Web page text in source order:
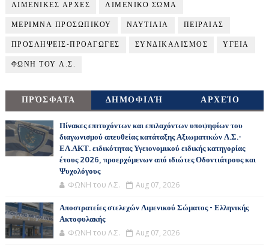
ΛΙΜΕΝΙΚΕΣ ΑΡΧΕΣ ΛΙΜΕΝΙΚΟ ΣΩΜΑ
ΜΕΡΙΜΝΑ ΠΡΟΣΩΠΙΚΟΥ ΝΑΥΤΙΛΙΑ ΠΕΙΡΑΙΑΣ
ΠΡΟΣΛΗΨΕΙΣ-ΠΡΟΑΓΩΓΕΣ ΣΥΝΔΙΚΑΛΙΣΜΟΣ ΥΓΕΙΑ
ΦΩΝΗ ΤΟΥ Λ.Σ.
ΠΡΌΣΦΑΤΑ ΔΗΜΟΦΙΛΉ ΑΡΧΕΊΟ
Πίνακες επιτυχόντων και επιλαχόντων υποψηφίων του
διαγωνισμού απευθείας κατάταξης Αξιωματικών Λ.Σ.-
ΕΛ.ΑΚΤ. ειδικότητας Υγειονομικού ειδικής κατηγορίας
έτους 2026, προερχόμενων από ιδιώτες Οδοντιάτρους και
Ψυχολόγους
ΦΩΝΗ του Λ.Σ. Aug 07, 2026
Αποστρατείες στελεχών Λιμενικού Σώματος - Ελληνικής
Ακτοφυλακής
ΦΩΝΗ του Λ.Σ. Aug 07, 2026